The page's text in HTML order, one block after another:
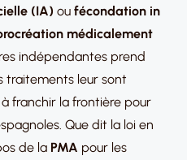
(IA) ou fécondation in
médicalement
indépendantes prend
traitements leur sont
franchir la frontière pour
Que dit la loi en
de la PMA pour les